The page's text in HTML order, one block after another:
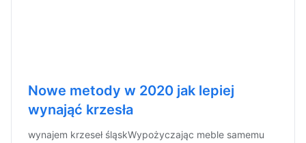
Nowe metody w 2020 jak lepiej
wynająć krzesła
wynajem krzeseł śląskWypożyczając meble samemu